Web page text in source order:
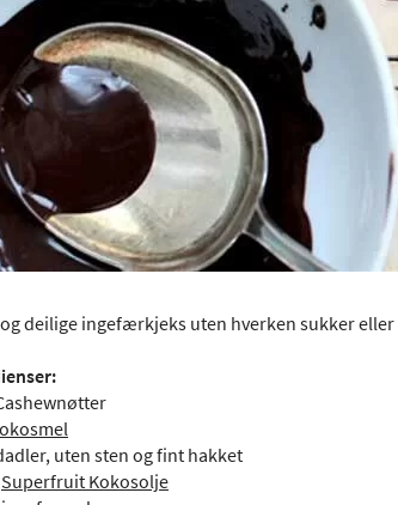
deilige ingefærkjeks uten hverken sukker
uten sten og fint hakket
Superfruit Kokosolje